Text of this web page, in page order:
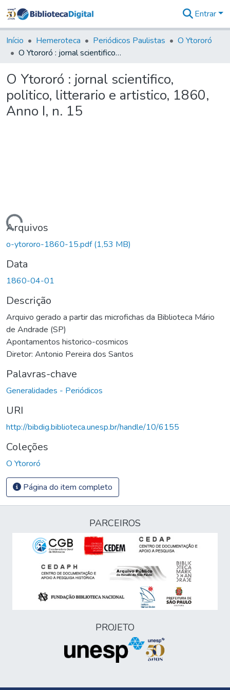
&
Coleções
Tudo na
Digital
Estatísticas
Entrar
Início Hemeroteca Periódicos Paulistas
O Ytororó
O Ytororó : jornal scientifico, politico, litterario e artistico, 1860, Anno I, n. 15
O Ytororó : jornal scientifico,
politico, litterario e artistico, 1860,
Anno I, n. 15
Carregando...
Arquivos
o-ytororo-1860-15.pdf(1,53 MB)
Data
1860-04-01
Descrição
Arquivo gerado a partir das microfichas da Biblioteca Mário
de Andrade (SP)
Apontamentos historico-cosmicos
Diretor: Antonio Pereira dos Santos
Palavras-chave
Generalidades - Periódicos
URI
http://bibdig.biblioteca.unesp.br/handle/10/6155
Coleções
O Ytororó
Página do item completo
PARCEIROS
PROJETO